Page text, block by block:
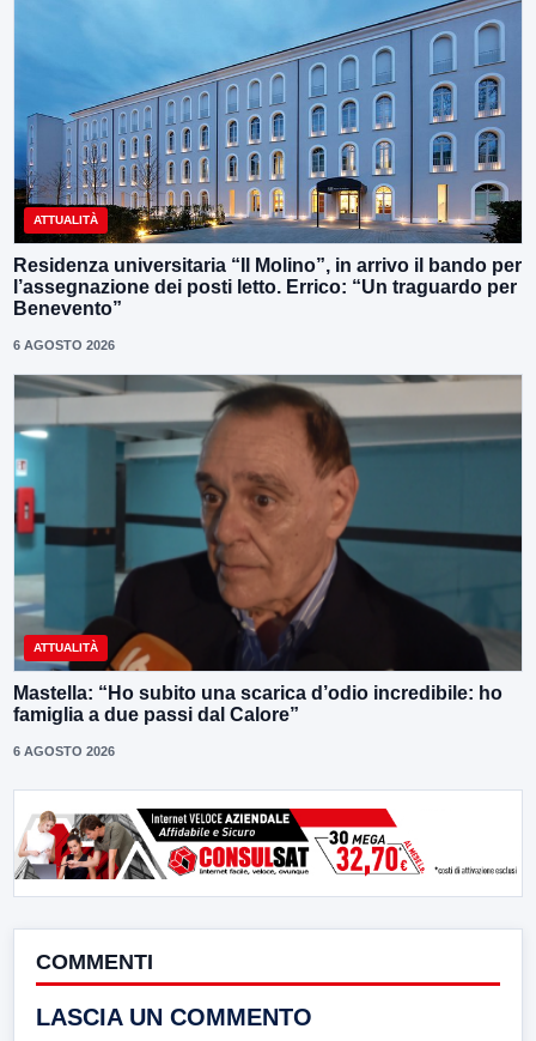
ATTUALITÀ
Residenza universitaria “Il Molino”, in arrivo il bando per
l’assegnazione dei posti letto. Errico: “Un traguardo per
Benevento”
6 AGOSTO 2026
ATTUALITÀ
Mastella: “Ho subito una scarica d’odio incredibile: ho
famiglia a due passi dal Calore”
6 AGOSTO 2026
COMMENTI
LASCIA UN COMMENTO